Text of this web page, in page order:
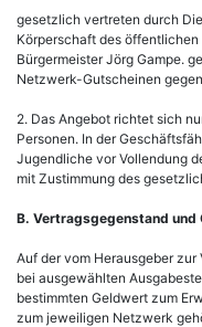
gesetzlich vertreten durch
Körperschaft des
Bürgermeister Jörg Gampe.
Netzwerk-Gutscheinen
2. Das Angebot richtet sich
Personen. In der
Jugendliche vor Vollendung
mit Zustimmung des
B. Vertragsgegenstand und
Auf der vom Herausgeber
bei ausgewählten
bestimmten Geldwert zum
zum jeweiligen Netzwerk